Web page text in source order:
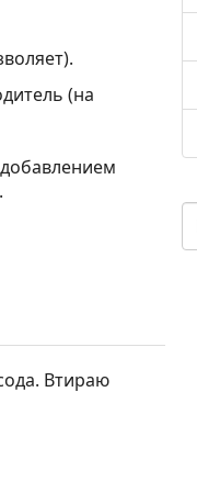
(на
Втираю